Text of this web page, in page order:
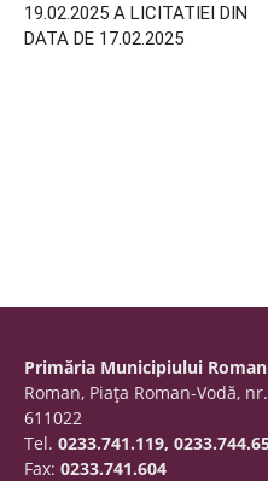
19.02.2025 A LICITATIEI DIN
DATA DE 17.02.2025
Primăria Municipiului Roman
Roman, Piaţa Roman-Vodă,
611022
Tel. 0233.741.119,
Fax: 0233.741.604